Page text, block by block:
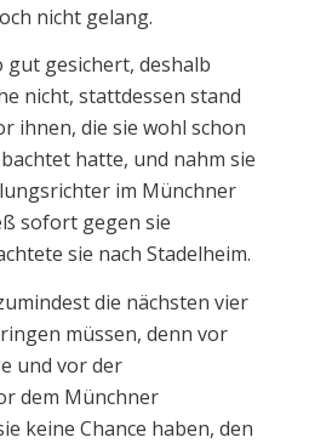
nicht gelang.
gut gesichert, deshalb
nicht, stattdessen stand
ihnen, die sie wohl schon
hatte, und nahm sie
im Münchner
sofort gegen sie
sie nach Stadelheim.
die nächsten vier
müssen, denn vor
und vor der
dem Münchner
keine Chance haben, den